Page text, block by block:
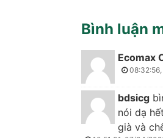
Bình luận
Ecomax
bdsicg
nói dạ
già và